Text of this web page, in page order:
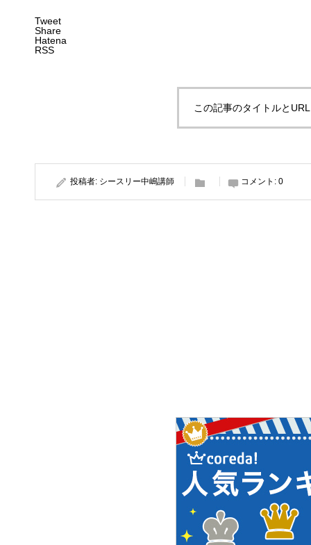
Tweet
Share
Hatena
RSS
この記事のタイトルと
投稿者: シースリー中嶋講師 コメント: 0